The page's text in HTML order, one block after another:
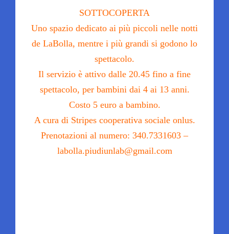
SOTTOCOPERTA
Uno spazio dedicato ai più piccoli nelle notti
de LaBolla, mentre i più grandi si godono lo
spettacolo.
Il servizio è attivo dalle 20.45 fino a fine
spettacolo, per bambini dai 4 ai 13 anni.
Costo 5 euro a bambino.
A cura di Stripes cooperativa sociale onlus.
Prenotazioni al numero: 340.7331603 –
labolla.piudiunlab@gmail.com